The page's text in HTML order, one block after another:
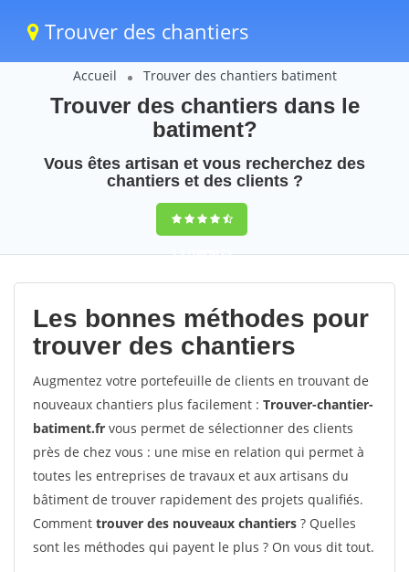
Trouver des chantiers
Accueil Trouver des chantiers batiment
Trouver des chantiers dans le
batiment?
Vous êtes artisan et vous recherchez des
chantiers et des clients ?
9,5(100%)25
votes
Les bonnes méthodes pour
trouver des chantiers
Augmentez votre portefeuille de clients en trouvant de
nouveaux chantiers plus facilement : Trouver-chantier-
batiment.fr vous permet de sélectionner des clients
près de chez vous : une mise en relation qui permet à
toutes les entreprises de travaux et aux artisans du
bâtiment de trouver rapidement des projets qualifiés.
Comment trouver des nouveaux chantiers ? Quelles
sont les méthodes qui payent le plus ? On vous dit tout.